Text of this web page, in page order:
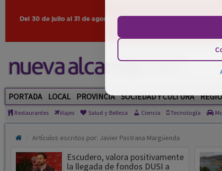
PORTADA LOCAL PROVINCIA SOCIEDAD Y CULTURA
Restaurantes Viajes Salud y Belleza Ciencia Tecnología
Artículos escritos por: Javier Pastrana Margüenda
Escudero, valora positivamente
la llegada de fondos DUSI a